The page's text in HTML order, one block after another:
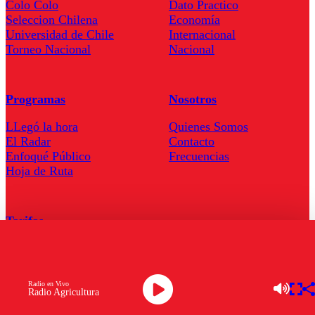
Radio Agricultura
Radio en Vivo
Colo Colo
Seleccion Chilena
Universidad de Chile
Torneo Nacional
Dato Practico
Economía
Internacional
Nacional
Programas
LLegó la hora
El Radar
Enfoqué Público
Hoja de Ruta
Nosotros
Quienes Somos
Contacto
Frecuencias
Tarifas